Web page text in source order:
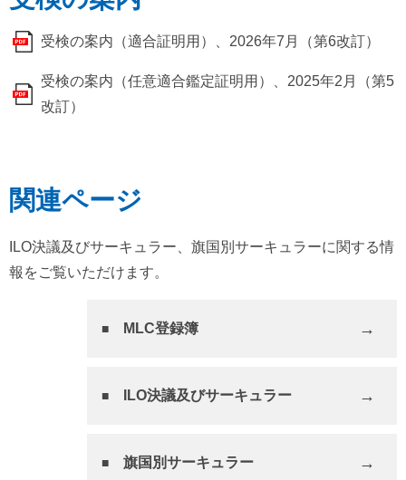
受検の案内（適合証明用）、2026年7月（第6改訂）
受検の案内（任意適合鑑定証明用）、2025年2月（第5
改訂）
関連ページ
ILO決議及びサーキュラー、旗国別サーキュラーに関する情
報をご覧いただけます。
MLC登録簿
ILO決議及びサーキュラー
旗国別サーキュラー